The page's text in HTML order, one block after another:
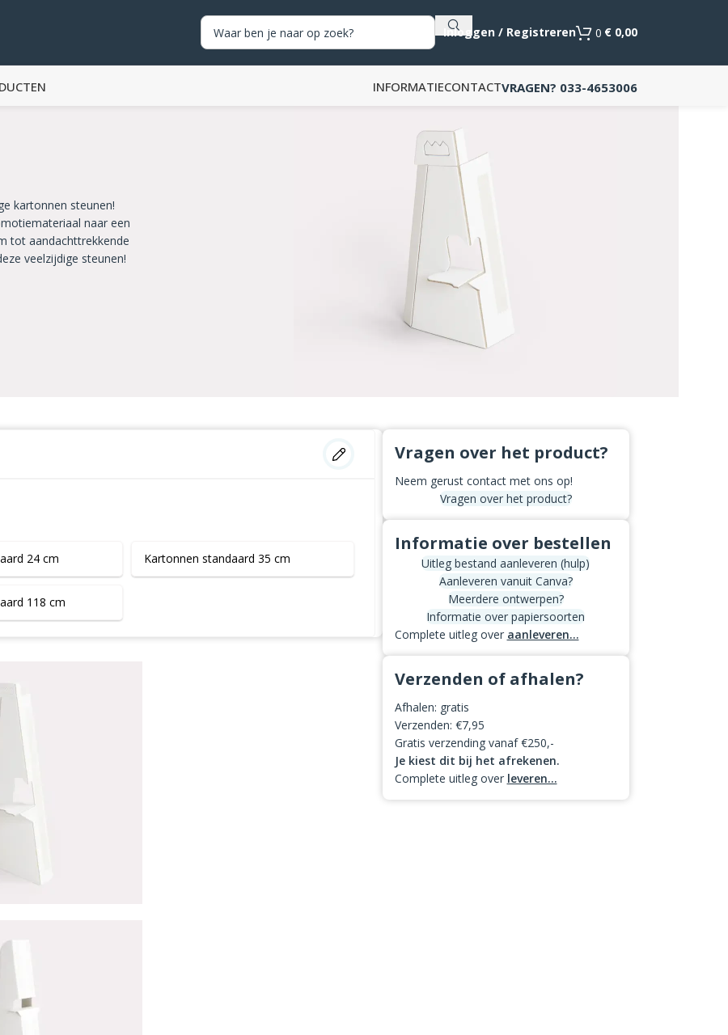
Als de resultaten voor automatisch aanvullen
Inloggen / Registreren 0 € 0,00
INFORMATIECONTACTVRAGEN? 033-4653006
kartonnen steunen!
naar een
tot aandachttrekkende
veelzijdige steunen!
24 cm Kartonnen standaard 35 cm
118 cm
Vragen over het product?
Neem gerust contact met ons op!
Vragen over het product?
Informatie over bestellen
Uitleg bestand aanleveren (hulp)
Aanleveren vanuit Canva?
Meerdere ontwerpen?
Informatie over papiersoorten
Complete uitleg over aanleveren...
Verzenden of afhalen?
Afhalen: gratis
Verzenden: €7,95
Gratis verzending vanaf €250,-
Je kiest dit bij het afrekenen.
Complete uitleg over leveren...